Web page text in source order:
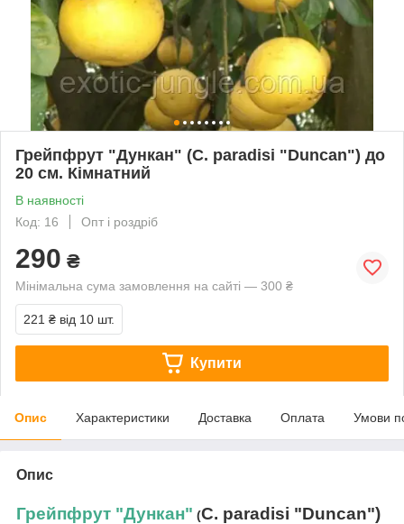
Грейпфрут "Дункан" (C. paradisi "Duncan") до
20 см. Кімнатний
В наявності
Код: 16
Опт і роздріб
290 ₴
Мінімальна сума замовлення на сайті — 300 ₴
221 ₴ від 10 шт.
Купити
Опис Характеристики Доставка Оплата Умови
Опис
Грейпфрут "Дункан" (C. paradisi "Duncan")